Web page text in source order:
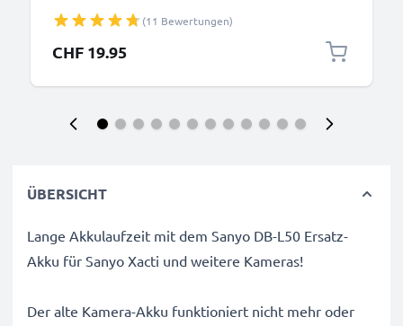
(11 Bewertungen)
CHF 19.95
ÜBERSICHT
Lange Akkulaufzeit mit dem Sanyo DB-L50 Ersatz-
Akku für Sanyo Xacti und weitere Kameras!
Der alte Kamera-Akku funktioniert nicht mehr oder